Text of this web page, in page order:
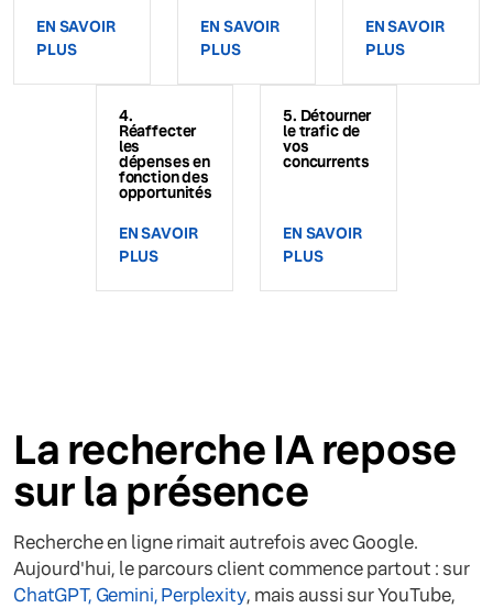
EN SAVOIR
PLUS
EN SAVOIR
PLUS
EN SAVOIR
PLUS
4.
Réaffecter
les
dépenses en
fonction des
opportunités
EN SAVOIR
PLUS
5. Détourner
le trafic de
vos
concurrents
EN SAVOIR
PLUS
La recherche IA repose
sur la présence
Recherche en ligne rimait autrefois avec Google.
Aujourd'hui, le parcours client commence partout : sur
ChatGPT, Gemini, Perplexity, mais aussi sur YouTube,